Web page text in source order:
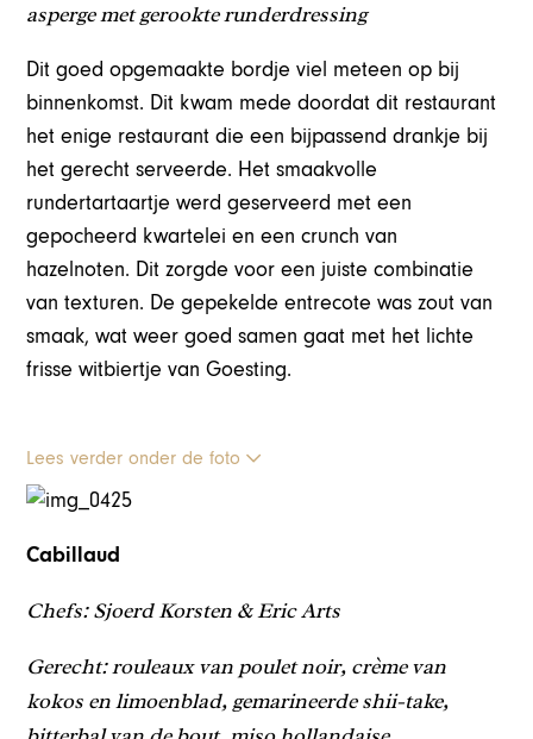
asperge met gerookte runderdressing
Dit goed opgemaakte bordje viel meteen op bij
binnenkomst. Dit kwam mede doordat dit restaurant
het enige restaurant die een bijpassend drankje bij
het gerecht serveerde. Het smaakvolle
rundertartaartje werd geserveerd met een
gepocheerd kwartelei en een crunch van
hazelnoten. Dit zorgde voor een juiste combinatie
van texturen. De gepekelde entrecote was zout van
smaak, wat weer goed samen gaat met het lichte
frisse witbiertje van Goesting.
Lees verder onder de foto
Cabillaud
Chefs: Sjoerd Korsten & Eric Arts
Gerecht: rouleaux van poulet noir, crème van
kokos en limoenblad, gemarineerde shii-take,